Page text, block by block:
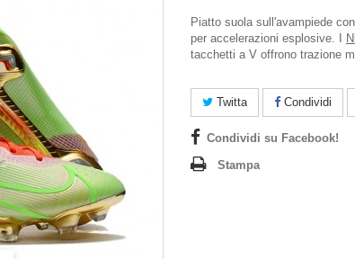
Piatto suola sull'avampiede
per accelerazioni esplosive. I
tacchetti a V offrono trazione
Twitta Condividi
Condividi su Facebook!
Stampa